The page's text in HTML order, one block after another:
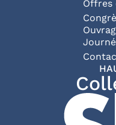
Offres
Pied